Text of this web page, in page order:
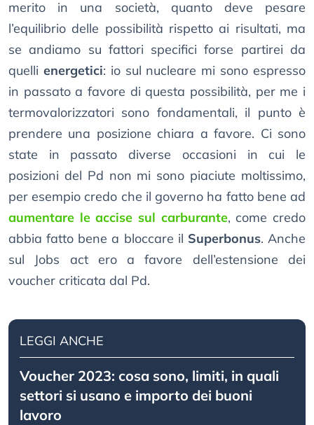
merito in una società, quanto deve pesare
l’equilibrio delle possibilità rispetto ai risultati, ma
se andiamo su fattori specifici forse partirei da
quelli energetici: io sul nucleare mi sono espresso
in passato a favore di questa possibilità, per me i
termovalorizzatori sono fondamentali, il punto è
prendere una posizione chiara a favore. Ci sono
state in passato diverse occasioni in cui le
posizioni del Pd non mi sono piaciute moltissimo,
per esempio credo che il governo ha fatto bene ad
aumentare le accise sul carburante, come credo
abbia fatto bene a bloccare il Superbonus. Anche
sul Jobs act ero a favore dell’estensione dei
voucher criticata dal Pd.
LEGGI ANCHE
Voucher 2023: cosa sono, limiti, in quali
settori si usano e importo dei buoni
lavoro